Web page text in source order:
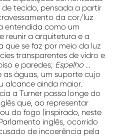
tecido, pensada a partir
da cor/luz
entendida como um
reunir a arquitetura e a
que se faz por meio da luz
transparentes de vidro e
e paredes; Espelho …
águas, um suporte cujo
alcance ainda maior.
a Turner passa longe do
que, ao representar
do fogo (inspirado, neste
inglês, ocorrido
de incoerência pela